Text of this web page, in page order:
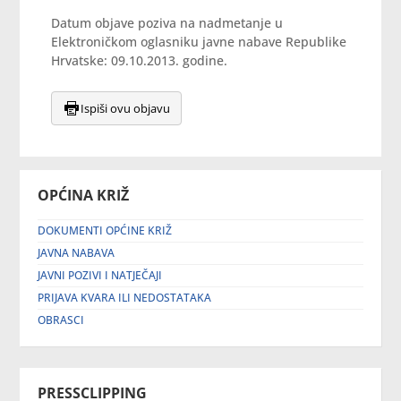
OPĆINA KRIŽ
DOKUMENTI OPĆINE KRIŽ
JAVNA NABAVA
JAVNI POZIVI I NATJEČAJI
PRIJAVA KVARA ILI NEDOSTATAKA
OBRASCI
PRESSCLIPPING
Datum objave poziva na nadmetanje u
Elektroničkom oglasniku javne nabave Republike
Hrvatske: 09.10.2013. godine.
Ispiši ovu objavu